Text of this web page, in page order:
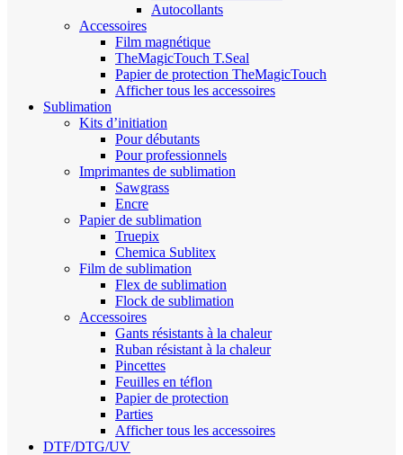
Autocollants
Accessoires
Film magnétique
TheMagicTouch T.Seal
Papier de protection TheMagicTouch
Afficher tous les accessoires
Sublimation
Kits d’initiation
Pour débutants
Pour professionnels
Imprimantes de sublimation
Sawgrass
Encre
Papier de sublimation
Truepix
Chemica Sublitex
Film de sublimation
Flex de sublimation
Flock de sublimation
Accessoires
Gants résistants à la chaleur
Ruban résistant à la chaleur
Pincettes
Feuilles en téflon
Papier de protection
Parties
Afficher tous les accessoires
DTF/DTG/UV